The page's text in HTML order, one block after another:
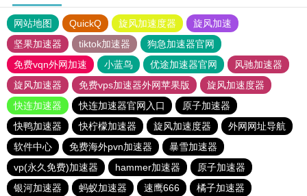
网站地图 QuickQ 旋风加速度器
旋风加速
坚果加速器
tiktok加速器
狗急加速器官网
免费vqn外网加速
小蓝鸟 优途加速器官网
风驰加速器
旋风加速器
免费vps加速器外网苹果版
旋风加速度器
快连加速器
快连加速器官网入口
原子加速器
快鸭加速器
快柠檬加速器 旋风加速度器
外网网址导航
软件中心
免费海外pvn加速器
暴雪加速器
vp(永久免费)加速器
hammer加速器
原子加速器
银河加速器
蚂蚁加速器 速鹰666
橘子加速器